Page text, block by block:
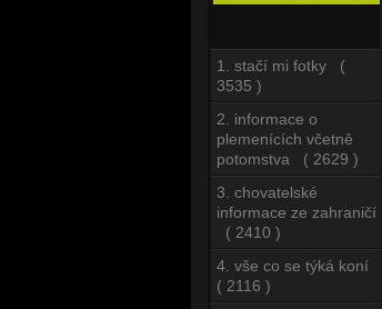
1. stačí mi fotky (
3535 )
2. informace o
plemenících včetně
potomstva ( 2629 )
3. chovatelské
informace ze zahraničí
( 2410 )
4. vše co se týká koní
( 2116 )